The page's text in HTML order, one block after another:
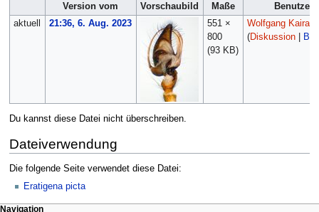
Version vom Vorschaubild Maße
Benutzer
aktuell
21:36, 6. Aug. 2023
551 ×
800
(93 KB)
Wolfgang Kairat
(Diskussion|
Du kannst diese Datei nicht überschreiben.
Dateiverwendung
Die folgende Seite verwendet diese Datei:
Eratigena picta
Navigation